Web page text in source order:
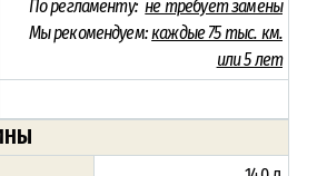
По регламенту:не требует замены
Мы рекомендуем:каждые 75 тыс. км.
или 5 лет